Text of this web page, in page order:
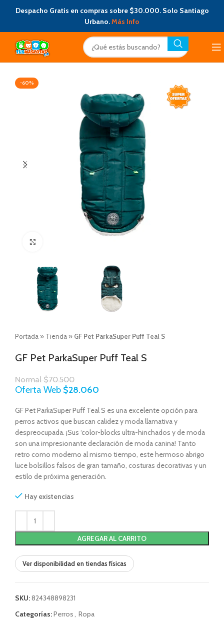
Despacho Gratis en compras sobre $30.000. Solo Santiago
Urbano.Más Info
-60%
Portada » Tienda » GF Pet ParkaSuper Puff Teal S
GF Pet ParkaSuper Puff Teal S
Normal$70.500
Oferta Web $28.060
GF Pet ParkaSuper Puff Teal S es una excelente opción para
perros activos que buscan calidez y moda llamativa y
despreocupada. ¡Sus ‘color-blocks ultra-hinchados y de moda
son una impresionante declaración de moda canina! Tanto
retro como moderno al mismo tiempo, este hermoso abrigo
luce bolsillos falsos de gran tamaño, costuras decorativas y un
estilo de próxima generación.
Hay existencias
AGREGAR AL CARRITO
Ver disponibilidad en tiendas físicas
SKU:824348898231
Categorías:Perros, Ropa